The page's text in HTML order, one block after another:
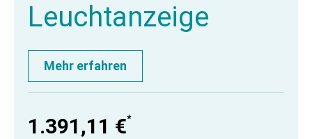
Leuchtanzeige
Mehr erfahren
1.391,11 €*